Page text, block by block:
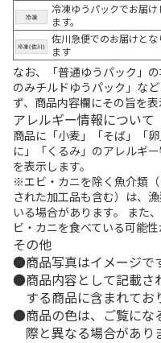
冷凍ゆうパックでお届け
ます。
佐川急便でのお届けとな
ます
なお、「普通ゆうパック」
のみチルドゆうパック」な
ず、商品内容欄にその旨を表
アレルギー情報について
商品に「小麦」「そば」「
に」「くるみ」のアレルギ
を表示します。
※エビ・カニを除く魚介類
された加工品も含む）は、
いる場合があります。 また
ビ・カニを食べている可能性
その他
商品写真はイメージで
商品内容として記載さ
する商品に含まれてお
商品の色は、ご覧にな
際と異なる場合があり